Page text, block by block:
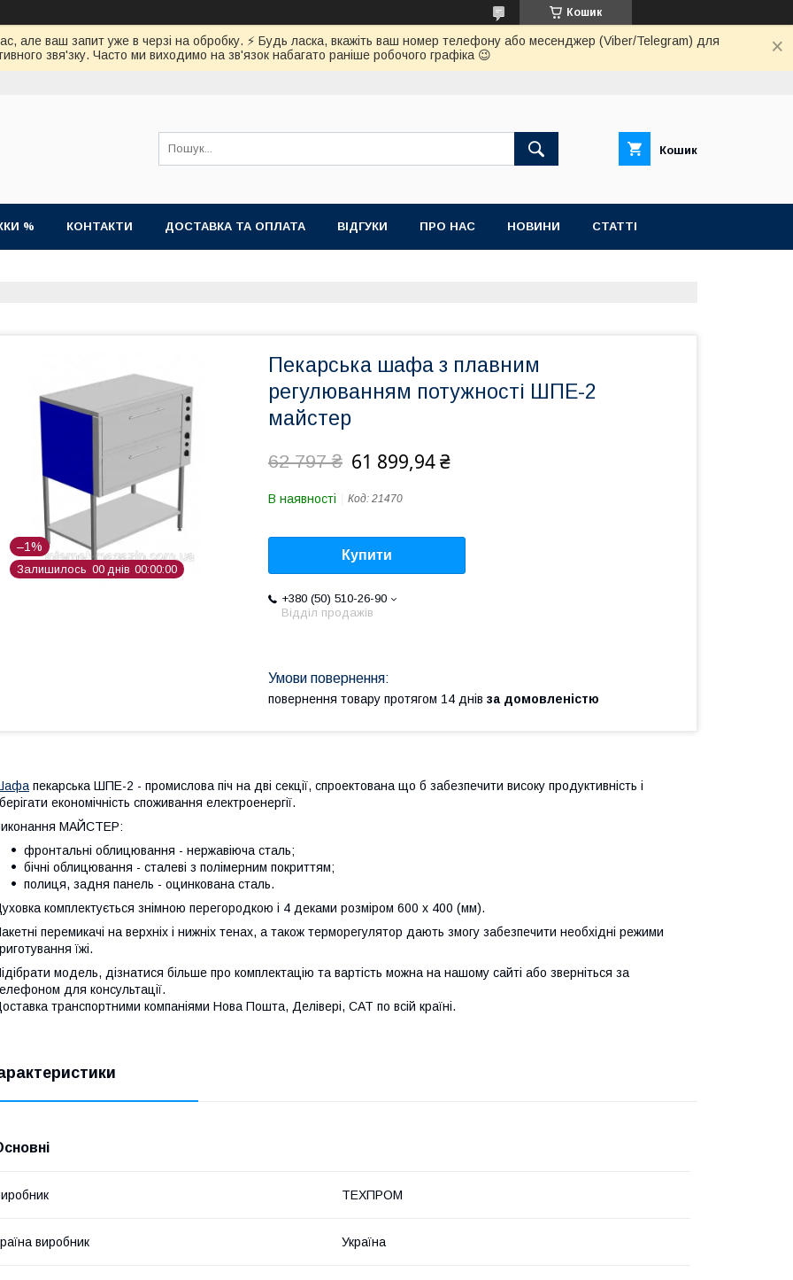
Кошик
але ваш запит уже в черзі на обробку. ⚡️ Будь ласка, вкажіть ваш номер телефону або месенджер (Viber/Telegram) для
звя'зку. Часто ми виходимо на зв'язок набагато раніше робочого графіка 😉
Кошик
% КОНТАКТИ ДОСТАВКА ТА ОПЛАТА ВІДГУКИ ПРО НАС НОВИНИ СТАТТІ
–1%
Залишилось 00 днів 00 00 00
Пекарська шафа з плавним
регулюванням потужності ШПЕ-2
майстер
62 797 ₴ 61 899,94 ₴
В наявності Код: 21470
Купити
+380 (50) 510-26-90
Відділ продажів
повернення товару протягом 14 днів за домовленістю
пекарська ШПЕ-2 - промислова піч на дві секції, спроектована що б забезпечити високу продуктивність і
економічність споживання електроенергії.
МАЙСТЕР:
фронтальні облицювання - нержавіюча сталь;
бічні облицювання - сталеві з полімерним покриттям;
полиця, задня панель - оцинкована сталь.
комплектується знімною перегородкою і 4 деками розміром 600 х 400 (мм).
перемикачі на верхніх і нижніх тенах, а також терморегулятор дають змогу забезпечити необхідні режими
їжі.
модель, дізнатися більше про комплектацію та вартість можна на нашому сайті або зверніться за
для консультації.
транспортними компаніями Нова Пошта, Делівері, САТ по всій країні.
ТЕХПРОМ
виробник Україна